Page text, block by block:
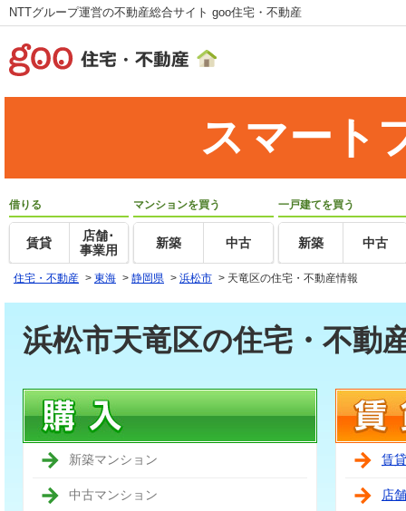
NTTグループ運営の不動産総合サイト goo住宅・不動産
スマート
借りる
賃貸
店舗･
事業用
マンションを買う
新築 中古
一戸建てを買う
新築 中古
住宅・不動産 > 東海 > 静岡県 > 浜松市 > 天竜区の住宅・不動産情報
浜松市天竜区の住宅・不動
新築マンション
中古マンション
賃
店